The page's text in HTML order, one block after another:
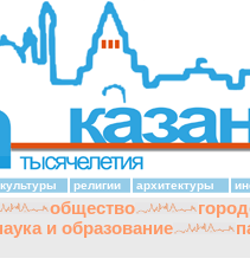
культуры религии архитектуры
общество
и образование